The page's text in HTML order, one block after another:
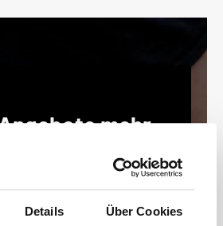
Details Über Cookies
mehr
Gutschein* sichern!
dem Laufenden mit unserem
erhalten Sie Informationen zu